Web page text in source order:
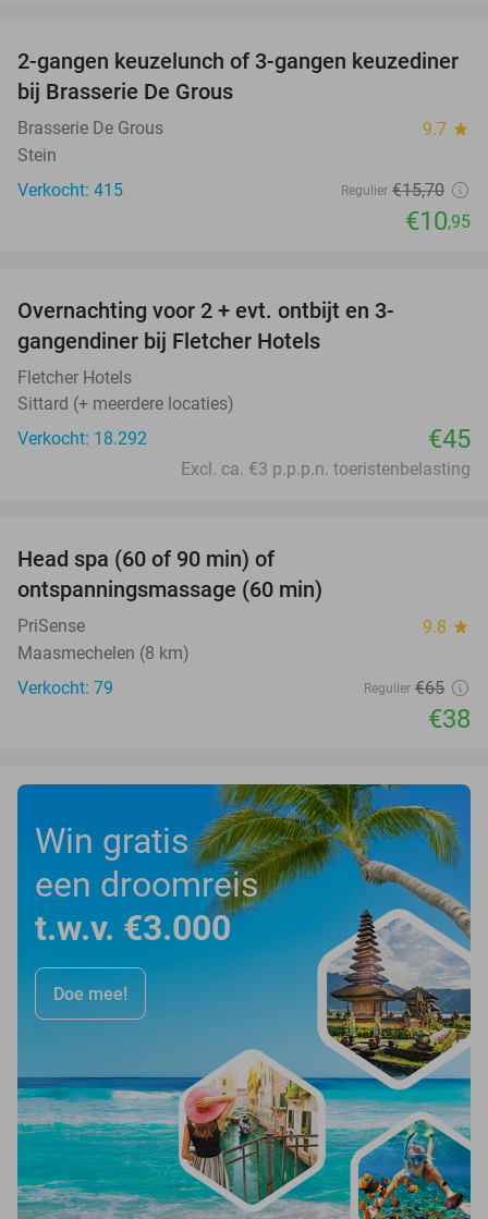
30%
2-gangen keuzelunch of 3-gangen keuzediner
bij Brasserie De Grous
Brasserie De Grous 9.7 star
Stein
Verkocht: 415
Regulier €15,70
€10,95
Overnachting voor 2 + evt. ontbijt en 3-
gangendiner bij Fletcher Hotels
Fletcher Hotels
Sittard (+ meerdere locaties)
Verkocht: 18.292
€45
Excl. ca. €3 p.p.p.n. toeristenbelasting
Head spa (60 of 90 min) of
ontspanningsmassage (60 min)
PriSense 9.8 star
Maasmechelen (8 km)
Verkocht: 79
Regulier €65
€38
Win gratis
een droomreis
t.w.v. €3.000
Doe mee!